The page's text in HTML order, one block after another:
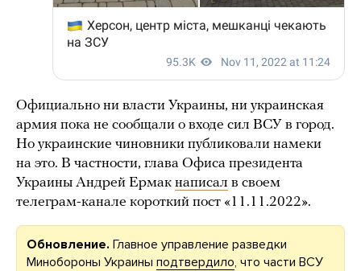
Официально ни власти Украины, ни украинская
армия пока не сообщали о входе сил ВСУ в город.
Но украинские чиновники публиковали намеки
на это. В частности, глава Офиса президента
Украины Андрей Ермак написал в своем
телеграм-канале короткий пост «11.11.2022».
Обновление. Главное управление разведки
Минобороны Украины подтвердило, что части ВСУ